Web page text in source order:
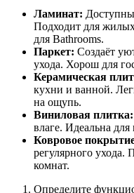
Ламинат:
Подходит для
для Bathrooms.
Паркет: Создаёт
ухода. Хорош для
Керамическая
кухни и ванной.
на ощупь.
Виниловая плитка:
влаге. Идеальна
Ковровое
регулярного ухода.
комнат.
Определите